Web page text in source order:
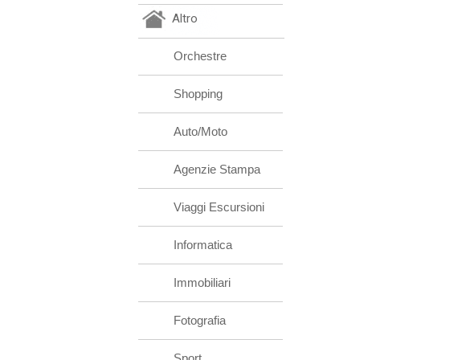
Altro
Orchestre
Shopping
Auto/Moto
Agenzie Stampa
Viaggi Escursioni
Informatica
Immobiliari
Fotografia